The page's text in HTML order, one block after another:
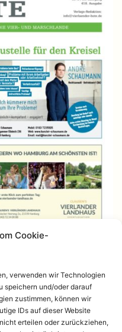
Cookie-
verwenden wir Technologien
speichern und/oder darauf
zustimmen, können wir
IDs auf dieser Website
erteilen oder zurückziehen,